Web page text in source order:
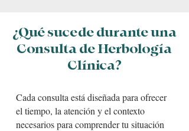
¿Qué sucede durante una
Consulta de Herbología
Clínica?
Cada consulta está diseñada para ofrecer
el tiempo, la atención y el contexto
necesarios para comprender tu situación